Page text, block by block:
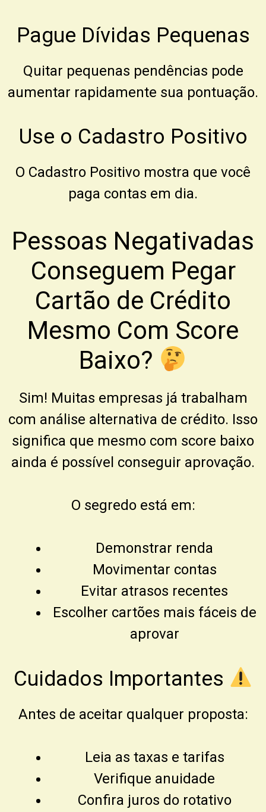
Pague Dívidas Pequenas
Quitar pequenas pendências pode
aumentar rapidamente sua pontuação.
Use o Cadastro Positivo
O Cadastro Positivo mostra que você
paga contas em dia.
Pessoas Negativadas
Conseguem Pegar
Cartão de Crédito
Mesmo Com Score
Baixo?
Sim! Muitas empresas já trabalham
com análise alternativa de crédito. Isso
significa que mesmo com score baixo
ainda é possível conseguir aprovação.
O segredo está em:
Demonstrar renda
Movimentar contas
Evitar atrasos recentes
Escolher cartões mais fáceis de
aprovar
Cuidados Importantes
Antes de aceitar qualquer proposta:
Leia as taxas e tarifas
Verifique anuidade
Confira juros do rotativo